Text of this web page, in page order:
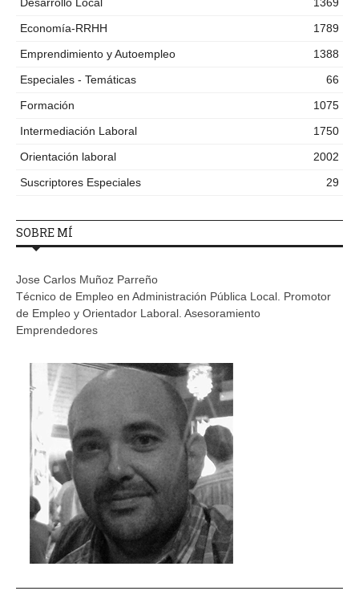
Economía-RRHH
1789
Emprendimiento y Autoempleo
1388
Especiales - Temáticas
66
Formación
1075
Intermediación Laboral
1750
Orientación laboral
2002
Suscriptores Especiales
29
SOBRE MÍ
Jose Carlos Muñoz Parreño
Técnico de Empleo en Administración Pública Local. Promotor
de Empleo y Orientador Laboral. Asesoramiento
Emprendedores